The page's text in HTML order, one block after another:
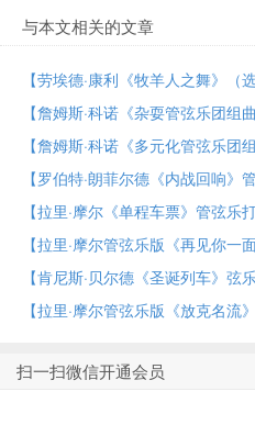
与本文相关的文章
扫一扫微信开通会员